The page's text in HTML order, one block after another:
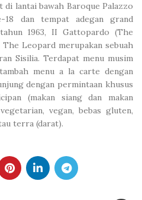
lantai bawah Baroque Palazzo
18 dan tempat adegan grand
1963, II Gattopardo (The
Leopard merupakan sebuah
Sisilia. Terdapat menu musim
menu a la carte dengan
dengan permintaan khusus
(makan siang dan makan
vegan, bebas gluten,
terra (darat).